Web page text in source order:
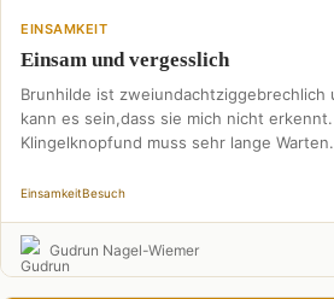
EINSAMKEIT
Einsam und vergesslich
Brunhilde ist zweiundachtziggebrechlich
kann es sein,dass sie mich nicht
Klingelknopfund muss sehr lange
EinsamkeitBesuch
Gudrun Nagel-Wiemer